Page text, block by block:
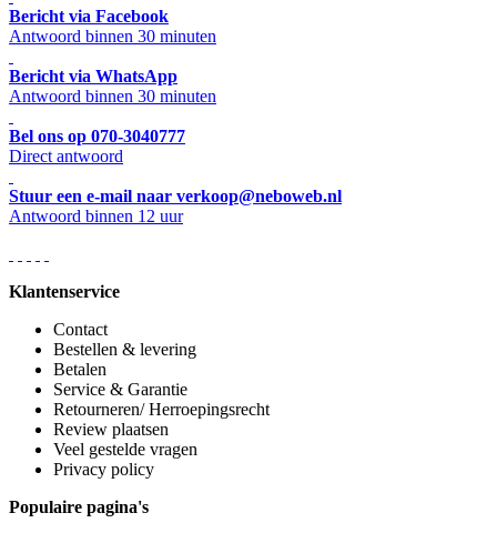
Bericht via Facebook
Antwoord binnen 30 minuten
Bericht via WhatsApp
Antwoord binnen 30 minuten
Bel ons op 070-3040777
Direct antwoord
Stuur een e-mail naar verkoop@neboweb.nl
Antwoord binnen 12 uur
Klantenservice
Contact
Bestellen & levering
Betalen
Service & Garantie
Retourneren/ Herroepingsrecht
Review plaatsen
Veel gestelde vragen
Privacy policy
Populaire pagina's